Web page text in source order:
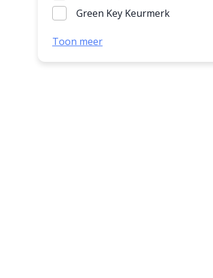
Green Key Keurmerk
Toon meer